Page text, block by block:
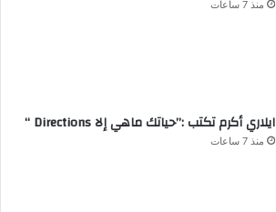
منذ 7 ساعات
ايلاري أكرم تكتب :”حياتك ماهي إلا Directions “
منذ 7 ساعات